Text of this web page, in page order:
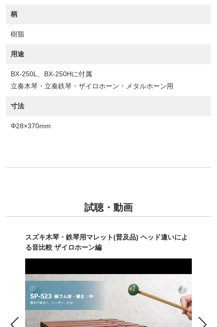
柄
樹脂
用途
BX-250L、BX-250Hに付属
立奏木琴・立奏鉄琴・ザイロホーン・メタルホーン用
寸法
Φ28×370mm
試聴・動画
) ヘッド違いによ
スズキ木琴・鉄琴用マレット(普及